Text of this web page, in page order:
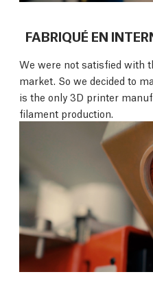
FABRIQUÉ EN
We were not satisfied with
market. So we decided to
is the only 3D printer
filament production.